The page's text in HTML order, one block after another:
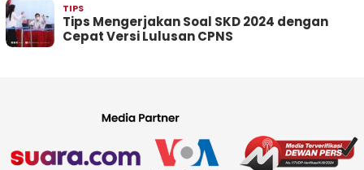
TIPS
Tips Mengerjakan Soal SKD 2024 dengan
Cepat Versi Lulusan CPNS